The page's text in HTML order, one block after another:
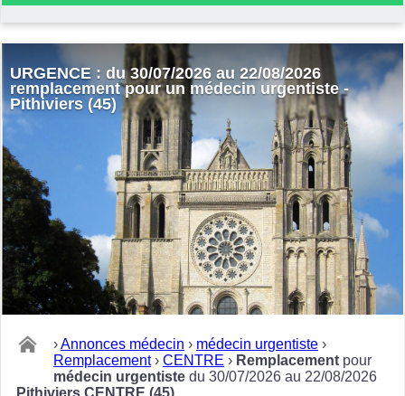
URGENCE : du 30/07/2026 au 22/08/2026
remplacement pour un médecin urgentiste -
Pithiviers (45)
›Annonces médecin › médecin urgentiste ›
Remplacement › CENTRE › Remplacement pour
médecin urgentiste du 30/07/2026 au 22/08/2026
Pithiviers CENTRE (45)